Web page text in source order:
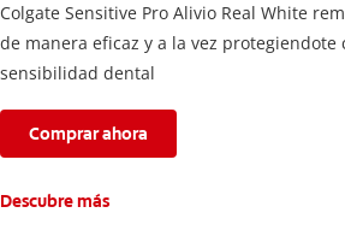
Colgate Sensitive Pro Alivio Real White
de manera eficaz y a la vez protegiendote
sensibilidad dental
Comprar ahora
Descubre más